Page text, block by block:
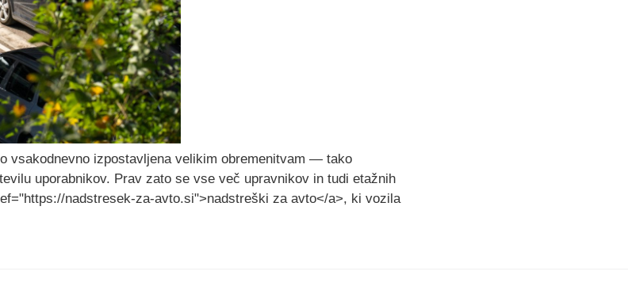
vsakodnevno izpostavljena velikim obremenitvam — tako
uporabnikov. Prav zato se vse več upravnikov in tudi etažnih
nadstresek-za-avto.si">nadstreški za avto</a>, ki vozila